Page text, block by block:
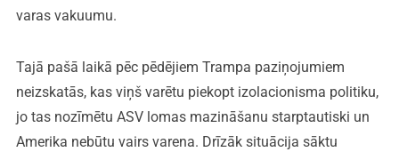
varas vakuumu.
Tajā pašā laikā pēc pēdējiem Trampa paziņojumiem
neizskatās, kas viņš varētu piekopt izolacionisma politiku,
jo tas nozīmētu ASV lomas mazināšanu starptautiski un
Amerika nebūtu vairs varena. Drīzāk situācija sāktu